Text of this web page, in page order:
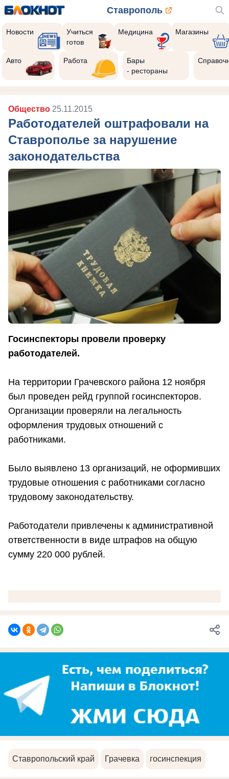
Ставрополь
Новости
Учиться
готов
Медицина Магазины
Авто Работа
Бары
- рестораны
Общество 25.11.2015
Работодателей оштрафовали на
Ставрополье за нарушение
законодательства
Госинспекторы провели проверку
работодателей.
На территории Грачевского района 12 ноября
был проведен рейд группой госинспекторов.
Организации проверяли на легальность
оформления трудовых отношений с
работниками.
Было выявлено 13 организаций, не оформивших
трудовые отношения с работниками согласно
трудовому законодательству.
Работодатели привлечены к административной
ответственности в виде штрафов на общую
сумму 220 000 рублей.
Ставропольский край Грачевка госинспекция